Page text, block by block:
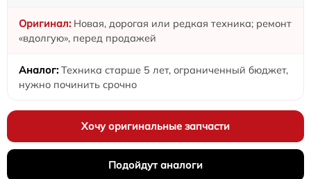
Новая, дорогая или редкая техника; ремонт
«вдолгую», перед продажей
Техника старше 5 лет, ограниченный бюджет,
нужно починить срочно
Хочу оригинальные запчасти
Подойдут аналоги